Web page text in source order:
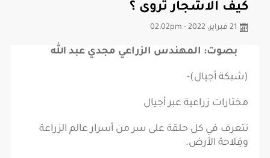
كيف الاشجار تروى ؟
21 فبراير، 2022 - 02:02pm
بصوت: المهندس الزراعي مجدي عبد الله
(شبكة أجيال)-
مختارات زراعية عبر أجيال
نتعرف في كل حلقة على سر من أسرار عالم الزراعة
وفِلاحة الأرض.